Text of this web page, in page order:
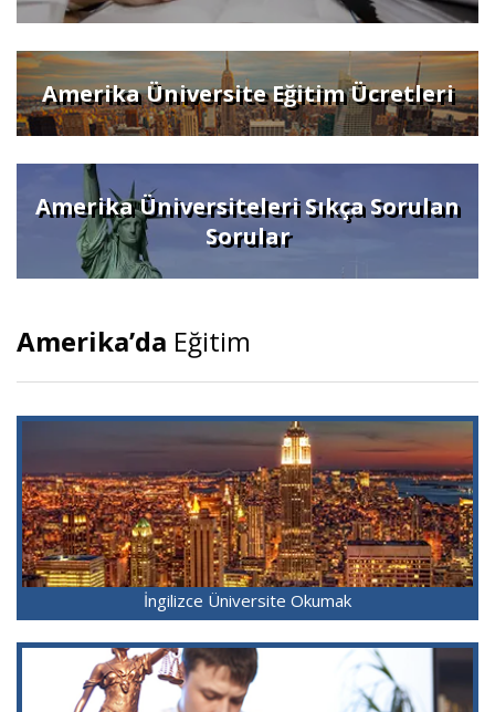
Amerika Üniversite Eğitim Ücretleri
Amerika Üniversiteleri Sıkça Sorulan
Sorular
Amerika’da Eğitim
İngilizce Üniversite Okumak